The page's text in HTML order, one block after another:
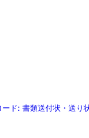
ード: 書類送付状・送